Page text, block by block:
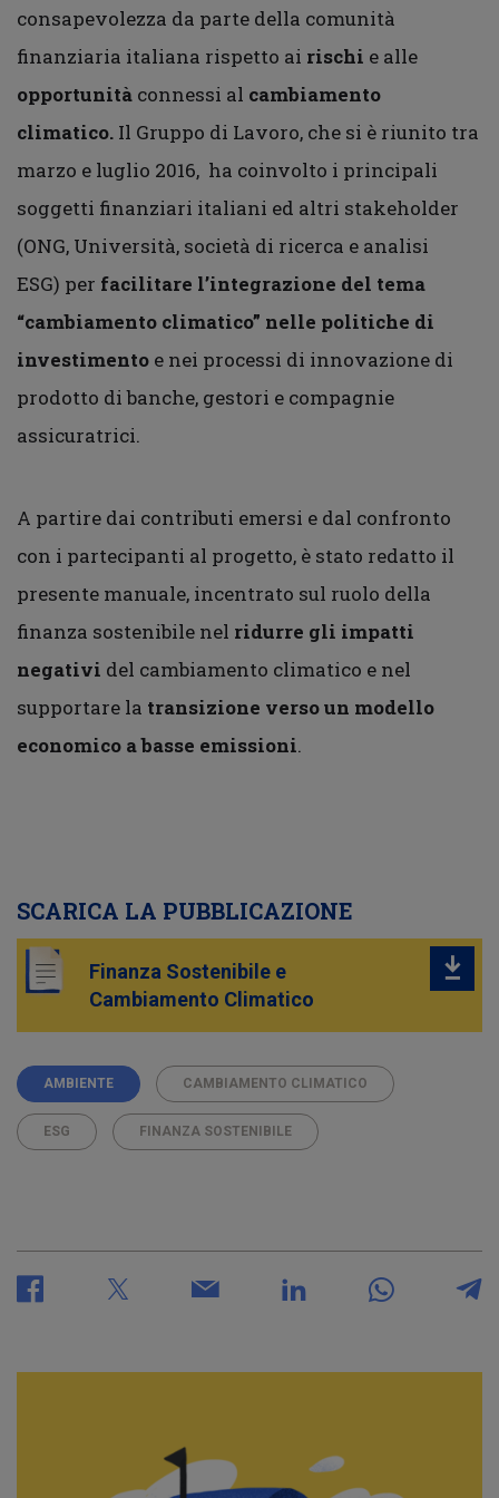
consapevolezza da parte della comunità
finanziaria italiana rispetto ai rischi e alle
opportunità connessi al cambiamento
climatico. Il Gruppo di Lavoro, che si è riunito tra
marzo e luglio 2016, ha coinvolto i principali
soggetti finanziari italiani ed altri stakeholder
(ONG, Università, società di ricerca e analisi
ESG) per facilitare l’integrazione del tema
“cambiamento climatico” nelle politiche di
investimento e nei processi di innovazione di
prodotto di banche, gestori e compagnie
assicuratrici.
A partire dai contributi emersi e dal confronto
con i partecipanti al progetto, è stato redatto il
presente manuale, incentrato sul ruolo della
finanza sostenibile nel ridurre gli impatti
negativi del cambiamento climatico e nel
supportare la transizione verso un modello
economico a basse emissioni.
SCARICA LA PUBBLICAZIONE
Finanza Sostenibile e
Cambiamento Climatico
AMBIENTE CAMBIAMENTO CLIMATICO
ESG FINANZA SOSTENIBILE